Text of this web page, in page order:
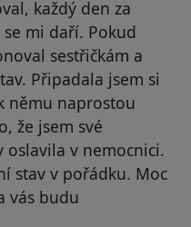
každý den za
mi daří. Pokud
sestřičkám a
Připadala jsem si
němu naprostou
že jsem své
oslavila v nemocnici.
stav v pořádku. Moc
vás budu